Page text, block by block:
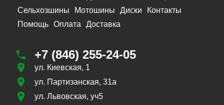
Сельхозшины
Мотошины Диски
Контакты
Помощь Оплата Доставка
+7 (846) 255-24-05
ул. Киевская, 1
ул. Партизанская, 31а
ул. Львовская, уч5